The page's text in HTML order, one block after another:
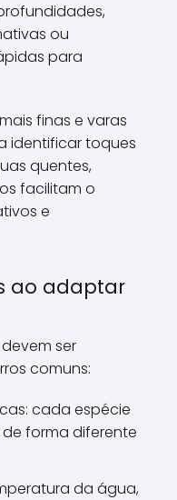
ou
para
finas e varas
identificar toques
quentes,
facilitam o
e
ao adaptar
ser
comuns:
cada espécie
forma diferente
da água,